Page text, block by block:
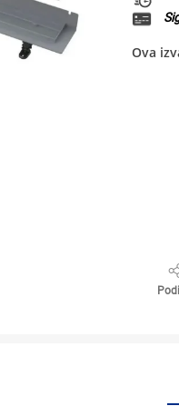
Ova